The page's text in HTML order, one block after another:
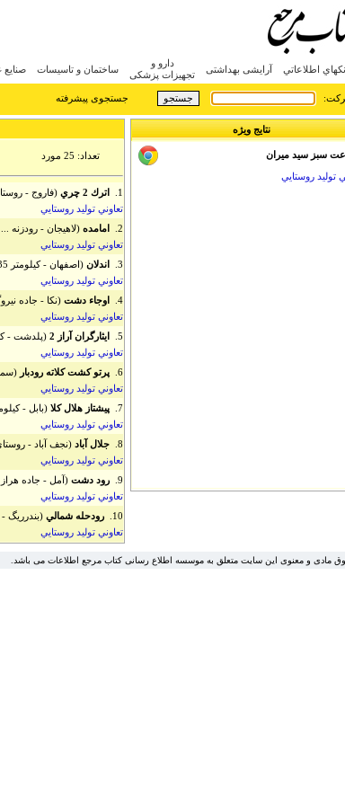
اطلاعاتي آرایشی بهداشتی
دارو و
تجهیزات پزشکی
ساختمان و تاسيسات صنايع
جستجوی پیشرفته
تعداد: 25 مورد
1. اترك 2 چري
(فاروج -
تعاوني توليد روستايي
2.
امامده (لاهيجان - رودزنه
تعاوني توليد روستايي
3.
اندلان (اصفهان - کيلومتر 35 براآن جنوبي ... )
تعاوني توليد روستايي
4.
اوجاء دشت (نکا - جاده
تعاوني توليد روستايي
5.
ايثارگران آراز 2
(پلدشت - کيلومتر 36
تعاوني توليد روستايي
6.
پرتو كشت كلاته رودبار
تعاوني توليد روستايي
7.
پيشتاز هلال كلا (بابل - کيلومتر 12 جاده
تعاوني توليد روستايي
8.
جلال آباد (نجف آباد -
تعاوني توليد روستايي
9.
رود دشت (آمل - جاده
تعاوني توليد روستايي
10.
رودحله شمالي (بندرريگ
تعاوني توليد روستايي
نتایج ویژه
سبز سيد ميران
توليد روستايي
مادی و معنوی این سایت متعلق به موسسه اطلاع رسانی کتاب مرجع اطلاعات می باشد